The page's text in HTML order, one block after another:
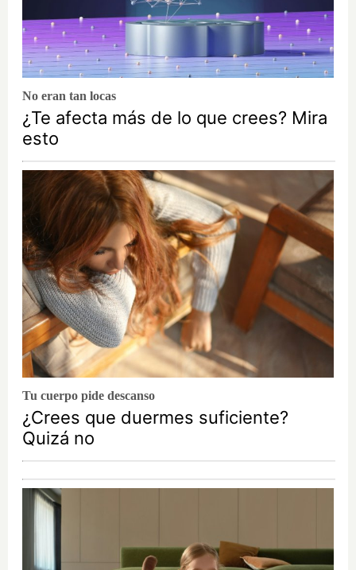
No eran tan locas
¿Te afecta más de lo que crees? Mira
esto
Tu cuerpo pide descanso
¿Crees que duermes suficiente?
Quizá no